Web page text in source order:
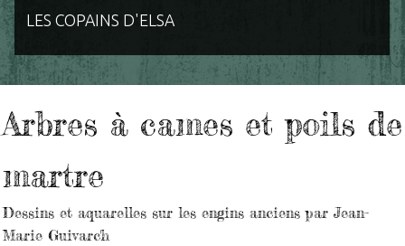
LES COPAINS D'ELSA
Arbres à cames et poils de
martre
Dessins et aquarelles sur les engins anciens par Jean-
Marie Guivarc'h